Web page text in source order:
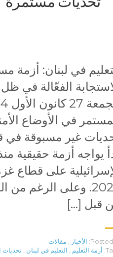
في لبنان: أزمة
الفعّالة في
في الأوضاع
غير مسبوقة في
يواجه أزمة حقيقية
على قطاع
2023. وعلى الرغم من
قبل […]
Posted الأخبار , مقالات
أزمة التعليم , التعليم في لبنان , تحديات